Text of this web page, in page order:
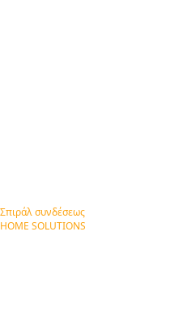
Σπιράλ συνδέσεως
HOME SOLUTIONS